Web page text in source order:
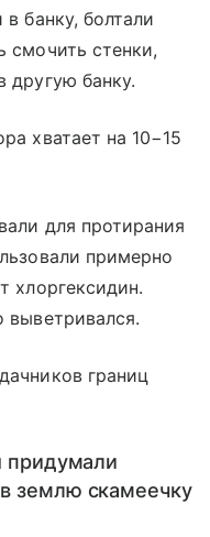
банку, болтали
смочить стенки,
другую банку.
хватает на 10−15
для протирания
примерно
хлоргексидин.
выветривался.
границ
придумали
землю скамеечку